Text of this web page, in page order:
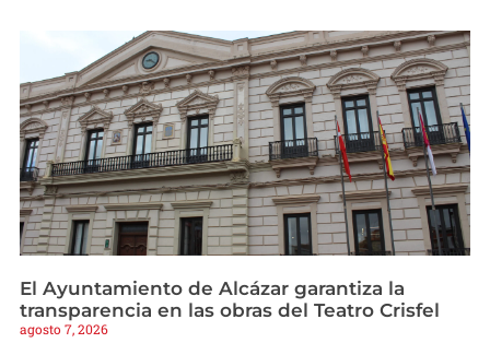
El Ayuntamiento de Alcázar garantiza la
transparencia en las obras del Teatro Crisfel
agosto 7, 2026